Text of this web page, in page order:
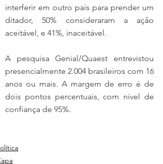
interferir em outro país para prender um
ditador, 50% consideraram a ação
aceitável, e 41%, inaceitável.
A pesquisa Genial/Quaest entrevistou
presencialmente 2.004 brasileiros com 16
anos ou mais. A margem de erro é de
dois pontos percentuais, com nível de
confiança de 95%.